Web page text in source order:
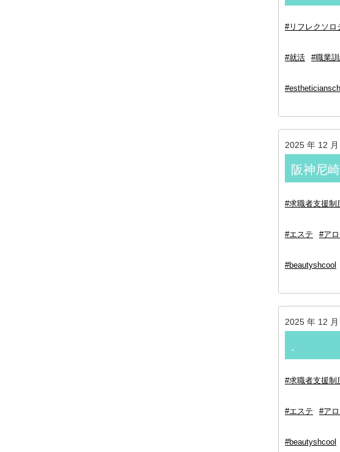
#リフレクソロ
#就活 #職業
2025 年 12
阪神尼
#求職者支援制
#エステ #ア
#beautyshcool
2025 年 12
.⁡
#求職者支援制
#エステ #ア
#beautyshcool